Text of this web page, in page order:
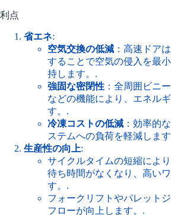
利点
省エネ:
空気交換の低減 ：高速ドア
することで空気の侵入を最
持します。.
強固な密閉性 ：全周囲ビニ
などの機能により、エネル
す。.
冷凍コストの低減 ：効率的
ステムへの負荷を軽減しま
生産性の向上:
サイクルタイムの短縮によ
待ち時間がなくなり、高い
す。.
フォークリフトやパレット
フローが向上します。.